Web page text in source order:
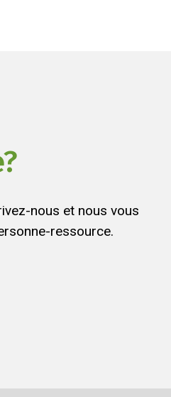
nous et nous vous
ressource.